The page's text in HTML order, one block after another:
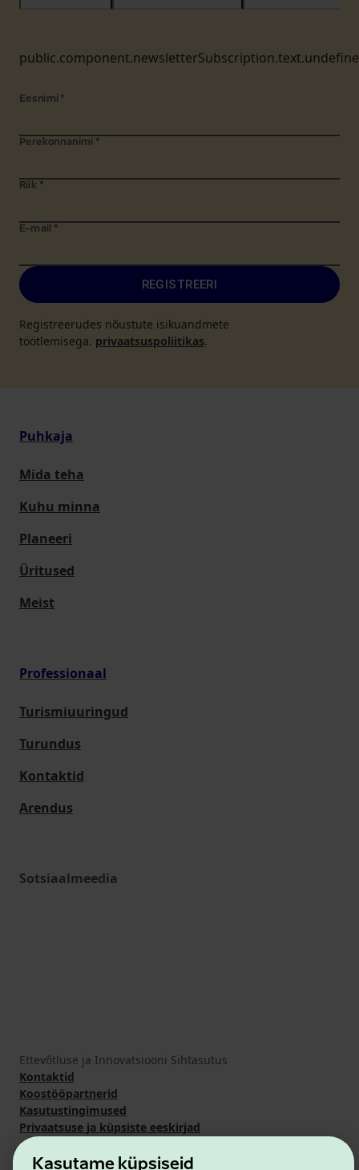
Kasutame küpsiseid
Eesnimi *
Perekonnanimi *
Riik *
E-mail *
REGISTREERI
Registreerudes nõustute isikuandmete
töötlemisega. privaatsuspoliitikas.
Puhkaja
Mida teha
Kuhu minna
Planeeri
Üritused
Meist
Professionaal
Turismiuuringud
Turundus
Kontaktid
Arendus
Sotsiaalmeedia
Ettevõtluse ja Innovatsiooni Sihtasutus
Kontaktid
Koostööpartnerid
Kasutustingimused
Privaatsuse ja küpsiste eeskirjad